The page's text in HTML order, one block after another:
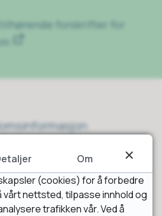
tilhørende forskrifter for
seksjonering
Om
(cookies) for å forbedre
nettsted, tilpasse innhold og
trafikken vår. Ved å